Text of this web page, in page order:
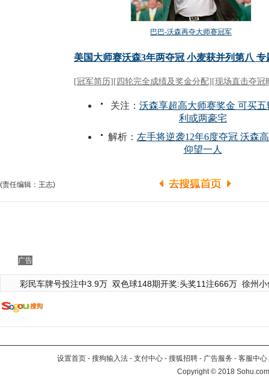
(责任编辑：王志)
广告
彩民车牌号投注中3.9万 双色球148期开奖:头奖11注666万 徐州
设置首页 - 搜狗输入法 - 支付中心 - 搜狐招聘 - 广告服务 - 客服中心
Copyright©2018